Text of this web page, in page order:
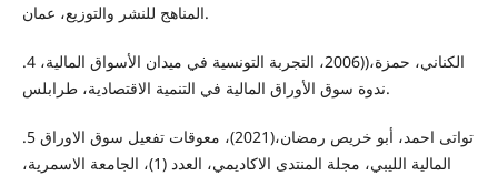
المناهج للنشر والتوزيع، عمان.
.4 الكناني، حمزة،((2006، التجربة التونسية في ميدان الأسواق المالية،
ندوة سوق الأوراق المالية في التنمية الاقتصادية، طرابلس.
.5 تواتى احمد، أبو خريص رمضان،(2021)، معوقات تفعيل سوق الاوراق
المالية الليبي، مجلة المنتدى الاكاديمي، العدد (1)، الجامعة الاسمرية،